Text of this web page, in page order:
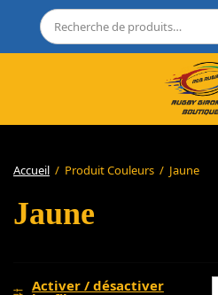
Accueil / Produit Couleurs / Jaune
Jaune
Activer / désactiver